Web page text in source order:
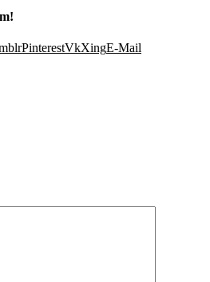
PinterestVkXingE-Mail